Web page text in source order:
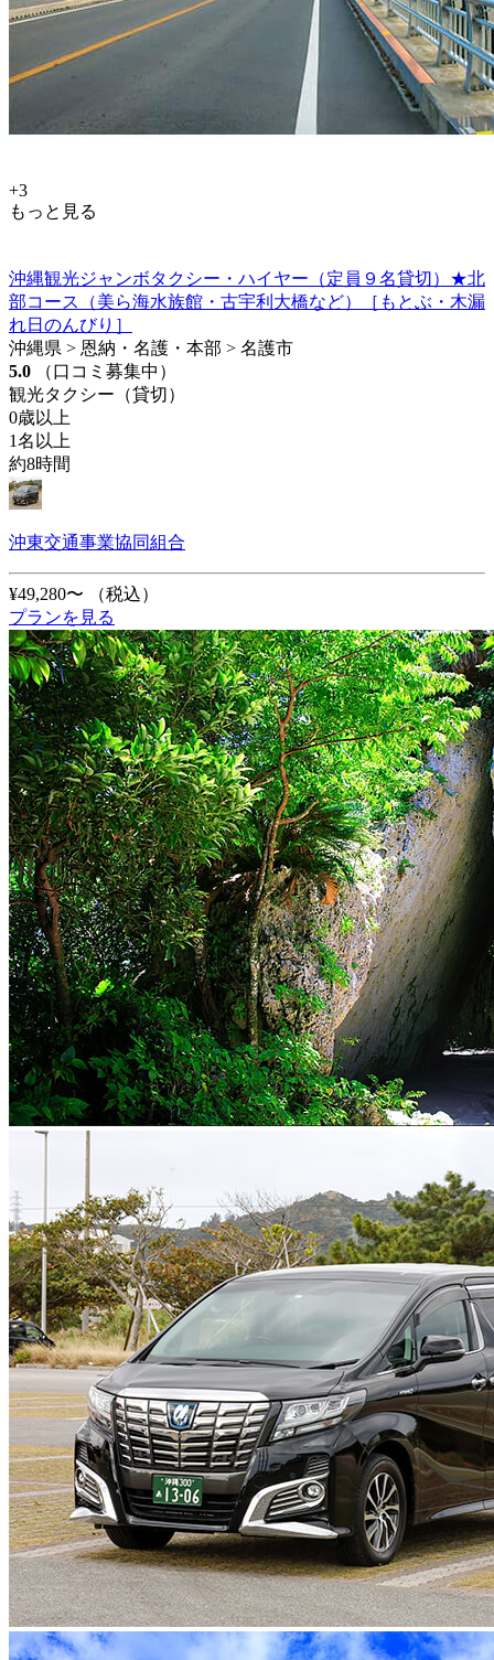
+3
もっと見る
沖縄観光ジャンボタクシー・ハイヤー（定員９名貸切）★北
部コース（美ら海水族館・古宇利大橋など）［もとぶ・木漏
れ日のんびり］
沖縄県 > 恩納・名護・本部 > 名護市
5.0
（口コミ募集中）
観光タクシー（貸切）
0歳以上
1名以上
約8時間
沖東交通事業協同組合
¥49,280〜
（税込）
プランを見る